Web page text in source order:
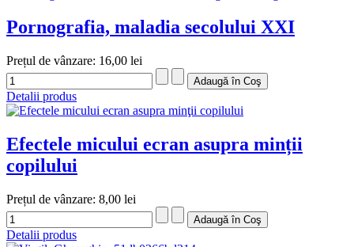
Pornografia, maladia secolului XXI
Prețul de vânzare: 16,00 lei
Detalii produs
Efectele micului ecran asupra minții
copilului
Prețul de vânzare: 8,00 lei
Detalii produs